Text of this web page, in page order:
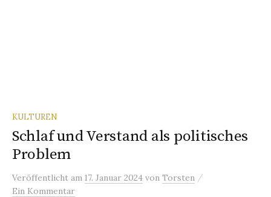
KULTUREN
Schlaf und Verstand als politisches
Problem
Veröffentlicht am 17. Januar 2024 von Torsten /
Ein Kommentar